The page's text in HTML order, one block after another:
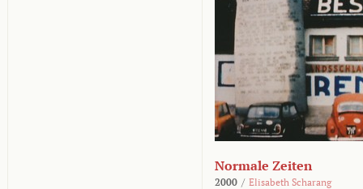
Normale Zeiten
2000 / Elisabeth Scharang